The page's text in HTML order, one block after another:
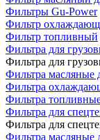
Фильтры Gu-Power
Фильтр
Фильтр топливный
Фильтра для
Фильтра для
Фильтра масляные
Фильтра
Фильтра
Фильтра для
Фильтра для
Фильтра масляные